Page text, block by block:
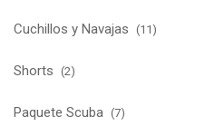
Cuchillos y Navajas (11)
Shorts (2)
Paquete Scuba (7)